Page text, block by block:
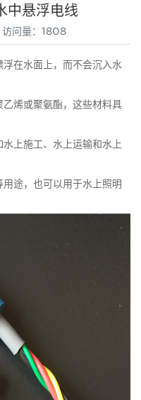
中悬浮电线
问量：1808
在水面上，而不会沉入水
烯或聚氨酯，这些材料具
上施工、水上运输和水上
途，也可以用于水上照明